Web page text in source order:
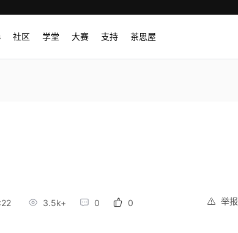
社区 学堂 大赛 支持 茶思屋
举报
3.5k+ 0 0